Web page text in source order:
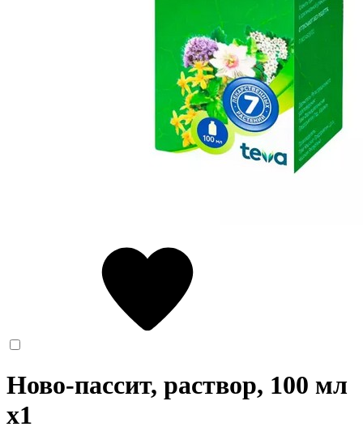
Ново-пассит, раствор, 100 мл
x1